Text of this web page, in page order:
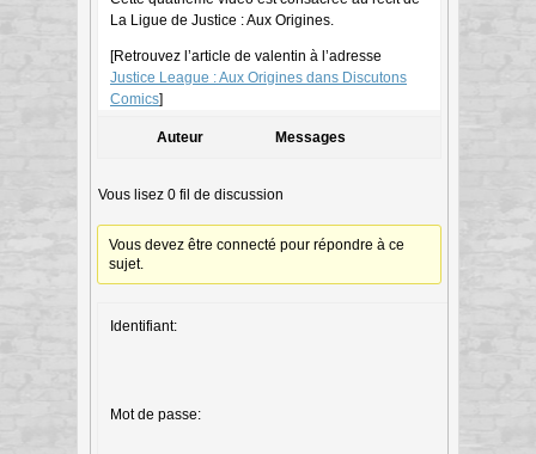
La Ligue de Justice : Aux Origines.
[Retrouvez l’article de valentin à l’adresse
Justice League : Aux Origines dans Discutons
Comics]
Auteur Messages
Vous lisez 0 fil de discussion
Vous devez être connecté pour répondre à ce
sujet.
Identifiant:
Mot de passe: